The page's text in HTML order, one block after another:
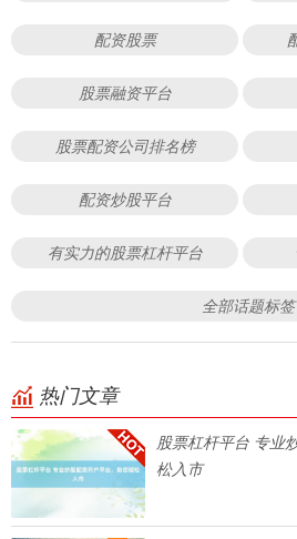
配资股票
股票融资平台
股票配资公司排名榜
配资炒股平台
有实力的股票杠杆平台
全部话题标签
热门文章
股票杠杆平台 专业
松入市